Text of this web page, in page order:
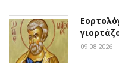
09-08-2026